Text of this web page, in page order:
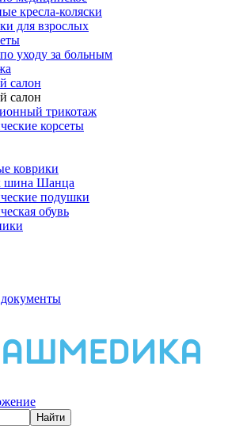
кресла-коляски
для взрослых
уходу за больным
салон
салон
трикотаж
корсеты
коврики
шина Шанца
подушки
обувь
Найти